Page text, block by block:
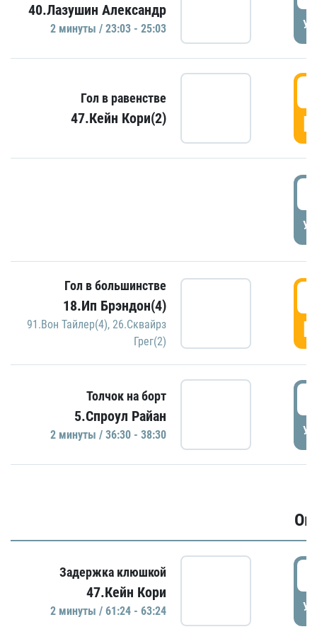
40.Лазушин Александр
2 минуты / 23:03 - 25:03
Гол в равенстве
47.Кейн Кори(2)
Гол в большинстве
18.Ип Брэндон(4)
91.Вон Тайлер(4), 26.Сквайрз
Грег(2)
Толчок на борт
5.Спроул Райан
2 минуты / 36:30 - 38:30
Задержка клюшкой
47.Кейн Кори
2 минуты / 61:24 - 63:24